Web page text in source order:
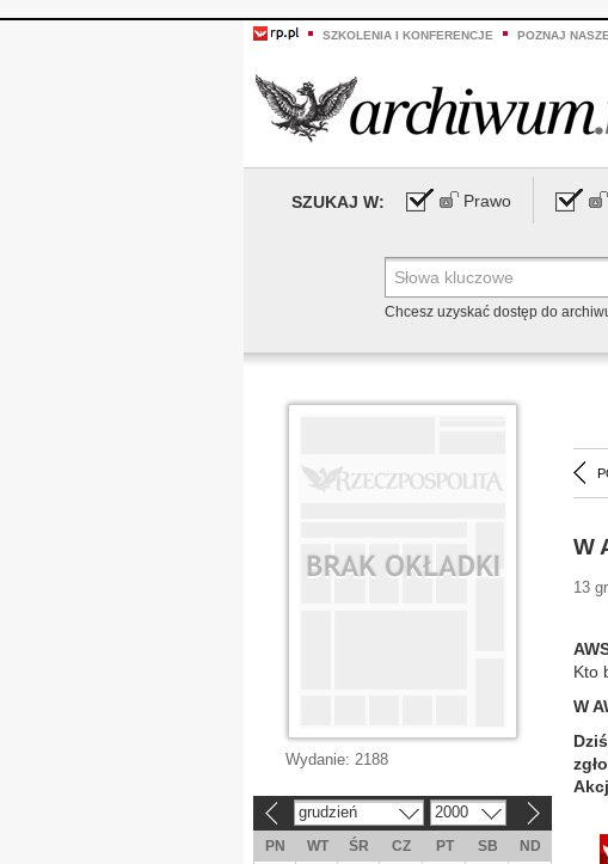
SZKOLENIA I KONFERENCJE POZNAJ
SZUKAJ W: Prawo
Chcesz uzyskać dostęp do
W
13
Kto
W
Wydanie: 2188
grudzień 2000
PN WT ŚR CZ PT SB
ND